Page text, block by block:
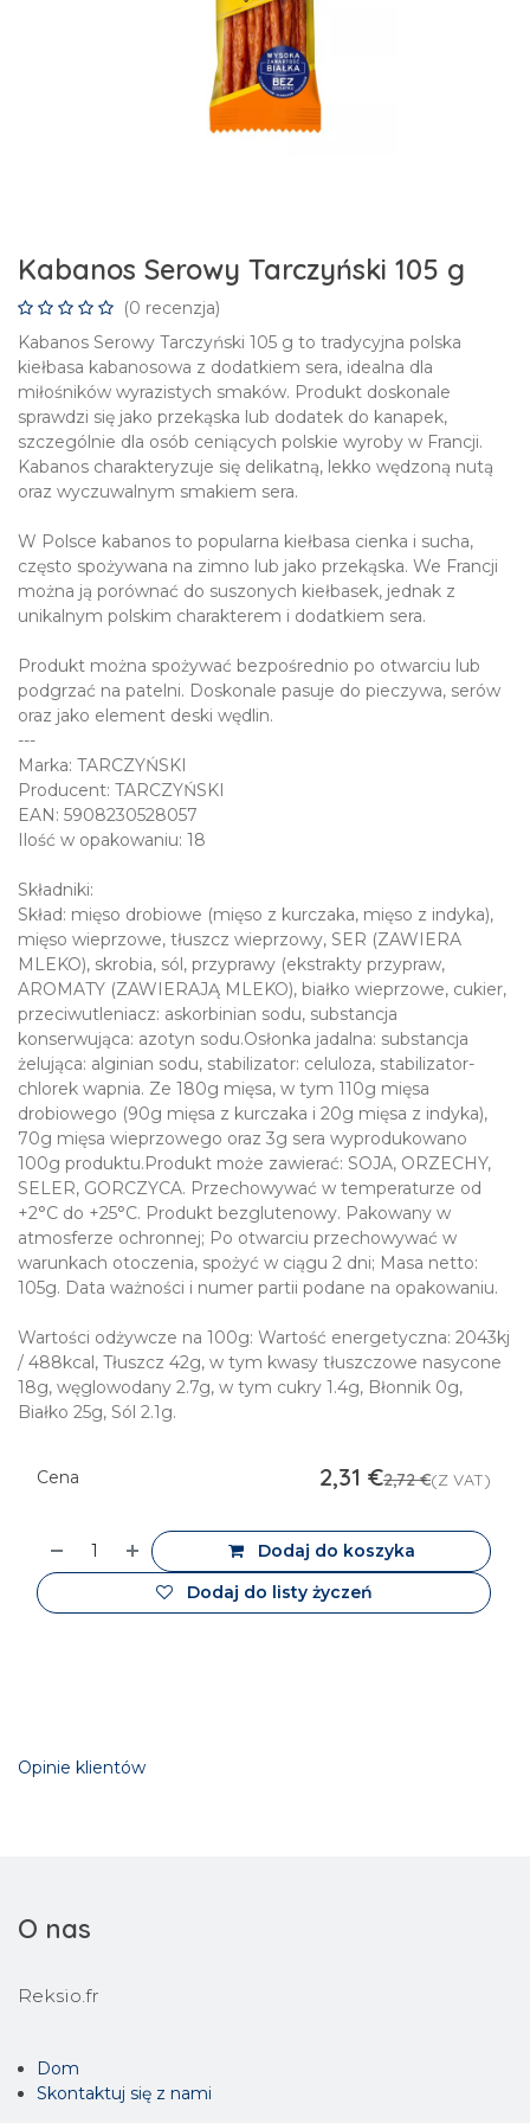
Kabanos Serowy Tarczyński 105 g
(0 recenzja)
Kabanos Serowy Tarczyński 105 g to tradycyjna polska
kiełbasa kabanosowa z dodatkiem sera, idealna dla
miłośników wyrazistych smaków. Produkt doskonale
sprawdzi się jako przekąska lub dodatek do kanapek,
szczególnie dla osób ceniących polskie wyroby w Francji.
Kabanos charakteryzuje się delikatną, lekko wędzoną nutą
oraz wyczuwalnym smakiem sera.
W Polsce kabanos to popularna kiełbasa cienka i sucha,
często spożywana na zimno lub jako przekąska. We Francji
można ją porównać do suszonych kiełbasek, jednak z
unikalnym polskim charakterem i dodatkiem sera.
Produkt można spożywać bezpośrednio po otwarciu lub
podgrzać na patelni. Doskonale pasuje do pieczywa, serów
oraz jako element deski wędlin.
---
Marka: TARCZYŃSKI
Producent: TARCZYŃSKI
EAN: 5908230528057
Ilość w opakowaniu: 18
Składniki:
Skład: mięso drobiowe (mięso z kurczaka, mięso z indyka),
mięso wieprzowe, tłuszcz wieprzowy, SER (ZAWIERA
MLEKO), skrobia, sól, przyprawy (ekstrakty przypraw,
AROMATY (ZAWIERAJĄ MLEKO), białko wieprzowe, cukier,
przeciwutleniacz: askorbinian sodu, substancja
konserwująca: azotyn sodu.Osłonka jadalna: substancja
żelująca: alginian sodu, stabilizator: celuloza, stabilizator-
chlorek wapnia. Ze 180g mięsa, w tym 110g mięsa
drobiowego (90g mięsa z kurczaka i 20g mięsa z indyka),
70g mięsa wieprzowego oraz 3g sera wyprodukowano
100g produktu.Produkt może zawierać: SOJA, ORZECHY,
SELER, GORCZYCA. Przechowywać w temperaturze od
+2°C do +25°C. Produkt bezglutenowy. Pakowany w
atmosferze ochronnej; Po otwarciu przechowywać w
warunkach otoczenia, spożyć w ciągu 2 dni; Masa netto:
105g. Data ważności i numer partii podane na opakowaniu.
Wartości odżywcze na 100g: Wartość energetyczna: 2043kj
/ 488kcal, Tłuszcz 42g, w tym kwasy tłuszczowe nasycone
18g, węglowodany 2.7g, w tym cukry 1.4g, Błonnik 0g,
Białko 25g, Sól 2.1g.
Dodaj do koszyka
Dodaj do listy życzeń
Cena 2,31 €2,72€(Z VAT)
Opinie klientów
O nas
Reksio.fr
Dom
Skontaktuj się z nami